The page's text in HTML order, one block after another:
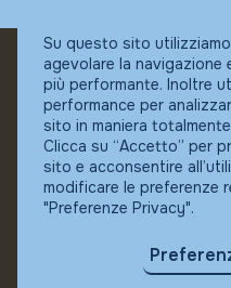
© Fundstore
Collocatore autorizzato:
Banca Ifigest SpA
P.Iva: 04337180485
Su questo sito
agevolare la navigazione
più performante. Inoltre
performance per
sito in maniera
Clicca su “Accetto” per
sito e acconsentire
modificare le preferenze
"Preferenze Privacy".